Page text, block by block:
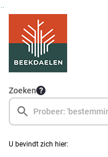
Ga naar de inhoud van deze pagina
Ga naar het zoeken
Ga naar het menu
Zoeken
U bevindt zich hier: